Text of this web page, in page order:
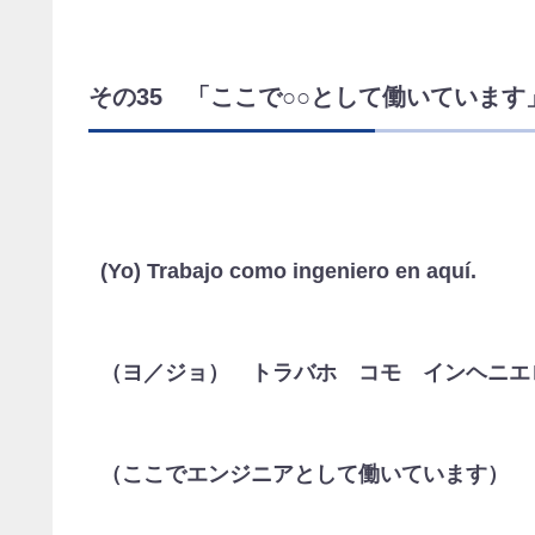
その35 「ここで○○として働いています」
(Yo) Trabajo como ingeniero en aquí.
（ヨ／ジョ） トラバホ コモ インヘニ
（ここでエンジニアとして働いています）